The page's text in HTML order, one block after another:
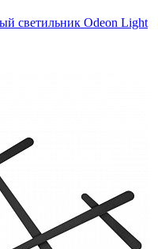
светильник Odeon Light